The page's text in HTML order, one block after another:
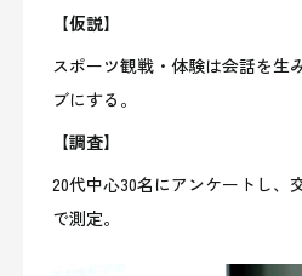
【仮説】
スポーツ観戦・体験は会話を生
ブにする。
【調査】
20代中心30名にアンケートし、
で測定。